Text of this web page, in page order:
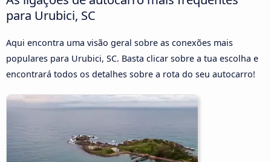
para Urubici, SC
Aqui encontra uma visão geral sobre as conexões mais
populares para Urubici, SC. Basta clicar sobre a tua escolha e
encontrará todos os detalhes sobre a rota do seu autocarro!